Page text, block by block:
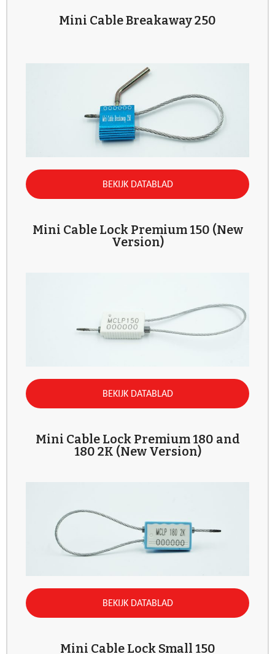
Mini Cable Breakaway 250
BEKIJK DATABLAD
Mini Cable Lock Premium 150 (New
Version)
BEKIJK DATABLAD
Mini Cable Lock Premium 180 and
180 2K (New Version)
BEKIJK DATABLAD
Mini Cable Lock Small 150